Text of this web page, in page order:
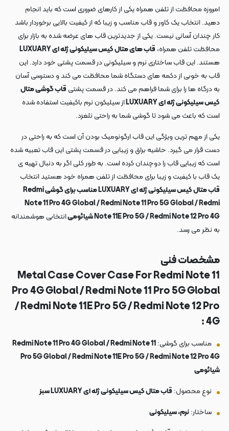
امروزه محافظت از تلفن همراه یکی از کارهای ضروری است که باید انجام
دهید. انتخاب یک کاور و قاب مناسب و زیبا که از کیفیت بالایی برخوردار باشد
کار چندان آسانی نیست. یکی از جدیدترین قاب های عرضه شده به بازار برای
محافظت تلفن همراه، قاب های متال کیس سیلیکونی ژله ای LUXUARY
هستند. این قاب ساختاری نرم و سیلیکونی در قسمت پشتی خود دارد. این
قاب به خوبی از دکمه های دستگاه شما محافظت می کند و دسترسی آسان
به درگاه ها را برای شما فراهم می کند. در قسمت پشتی قاب گوشی متال
کیس سیلیکونی ژله ای LUXUARY
از سیلیکون نرم باکیفیت استفاده شده
است که باعث می شود تا گوشی شما به راحتی نلغزد.
یکی از مهم ترین ویژگی این قاب ارگونومیک بودن آن است که به راحتی در
دست قرار می گیرد. حاشیه براق و زیبایی در قسمت پشتی این قاب تعبیه شده
است که زیبایی قاب را دوچندان کرده است. به طور کلی اگر به دنبال تهیه ی
یک قاب با کیفیت و زیبا برای محافظت از تلفن همراه خود هستید انتخاب
قاب متال کیس سیلیکونی ژله ای LUXUARY مناسب برای گوشی Redmi
Note 11 Pro 4G Global / Redmi Note 11 Pro 5G Global / Redmi
Note 11E Pro 5G / Redmi Note 12 Pro 4G شیائومی
انتخابی هوشمندانه
به نظر می رسد.
مشخصات فنی
Metal Case Cover Case For Redmi Note 11
Pro 4G Global / Redmi Note 11 Pro 5G Global
/ Redmi Note 11E Pro 5G / Redmi Note 12 Pro
4G :
مناسب برای گوشی:Redmi Note 11 Pro 4G Global / Redmi Note 11
Pro 5G Global / Redmi Note 11E Pro 5G / Redmi Note 12 Pro 4G
شیائومی
نوع محصول: قاب متال کیس سیلیکونی ژله ای LUXUARY سبز
ساختار:نرم، سیلیکونی